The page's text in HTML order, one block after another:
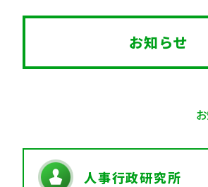
お知らせ
人事行政研究所